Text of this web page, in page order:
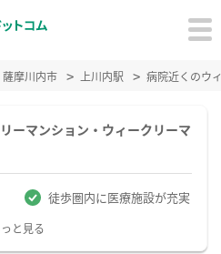
薩摩川内市 上川内駅 病院近くのウ
ーマンション・ウィークリーマ
徒歩圏内に医療施設が充実
と見る